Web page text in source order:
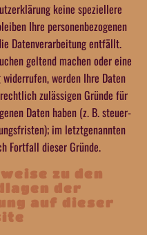
keine speziellere
Ihre personenbezogenen
Datenverarbeitung entfällt.
geltend machen oder eine
werden Ihre Daten
zulässigen Gründe für
Daten haben (z. B. steuer-
im letztgenannten
Fortfall dieser Gründe.
zu den
der
auf dieser